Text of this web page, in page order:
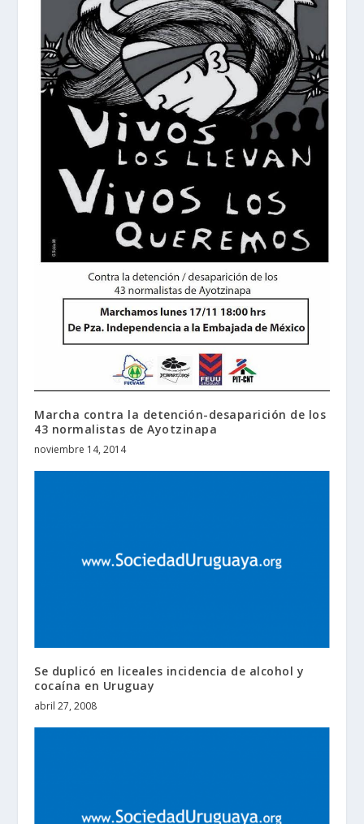
Marcha contra la detención-desaparición de los
43 normalistas de Ayotzinapa
noviembre 14, 2014
Se duplicó en liceales incidencia de alcohol y
cocaína en Uruguay
abril 27, 2008